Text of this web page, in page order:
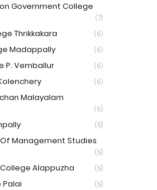
Government College
(7)
Thrikkakara (6)
Madappally (6)
P. Vemballur (6)
(6)
Malayalam
(6)
(5)
Management Studies
(5)
Alappuzha (5)
Palai (5)